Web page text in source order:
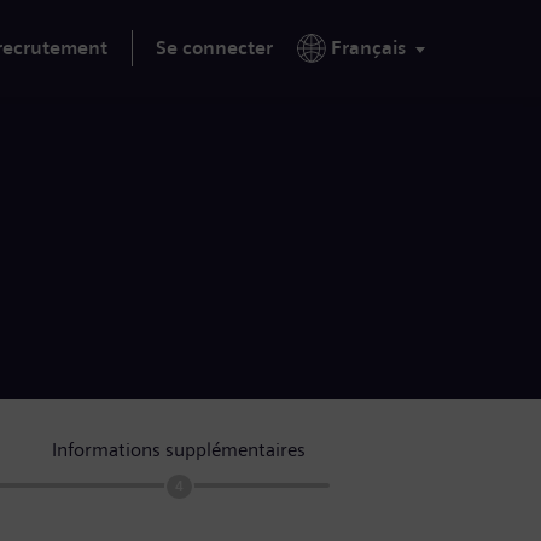
Se connecter Français
Informations supplémentaires